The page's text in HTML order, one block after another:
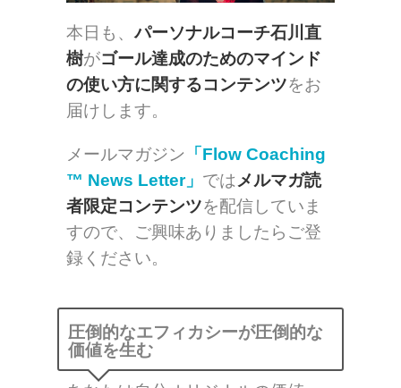
本日も、パーソナルコーチ石川直
樹がゴール達成のためのマインド
の使い方に関するコンテンツをお
届けします。
メールマガジン 「Flow Coaching
™ News Letter」 では メルマガ読
者限定コンテンツを配信していま
すので、ご興味ありましたらご登
録ください。
圧倒的なエフィカシーが圧倒的な
価値を生む